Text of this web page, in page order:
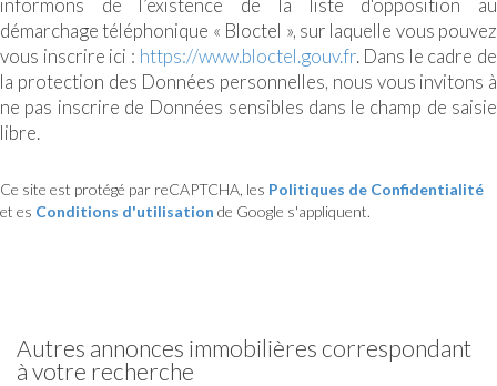
démarchage téléphonique « Bloctel », sur laquelle vous pouvez
vous inscrire ici : https://www.bloctel.gouv.fr. Dans le cadre de
la protection des Données personnelles, nous vous invitons à
ne pas inscrire de Données sensibles dans le champ de saisie
libre.
Ce site est protégé par reCAPTCHA, les Politiques de Confidentialité
et es Conditions d'utilisation de Google s'appliquent.
autres annonces immobilières correspondant
à votre recherche